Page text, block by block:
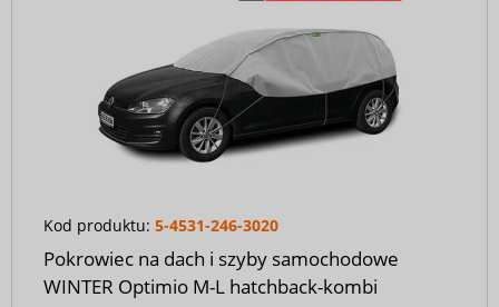
Kod produktu: 5-4531-246-3020
Pokrowiec na dach i szyby samochodowe
WINTER Optimio M-L hatchback-kombi